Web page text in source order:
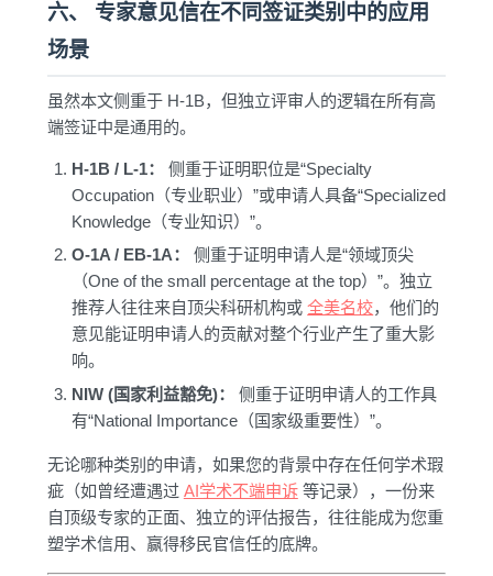
六、 专家意见信在不同签证类别中的应用
场景
虽然本文侧重于 H-1B，但独立评审人的逻辑在所有高
端签证中是通用的。
H-1B / L-1：
侧重于证明职位是“Specialty
Occupation（专业职业）”或申请人具备“Specialized
Knowledge（专业知识）”。
O-1A / EB-1A：
侧重于证明申请人是“领域顶尖
（One of the small percentage at the top）”。独立
推荐人往往来自顶尖科研机构或全美名校，他们的
意见能证明申请人的贡献对整个行业产生了重大影
响。
NIW (国家利益豁免)：
侧重于证明申请人的工作具
有“National Importance（国家级重要性）”。
无论哪种类别的申请，如果您的背景中存在任何学术瑕
疵（如曾经遭遇过 AI学术不端申诉等记录），一份来
自顶级专家的正面、独立的评估报告，往往能成为您重
塑学术信用、赢得移民官信任的底牌。